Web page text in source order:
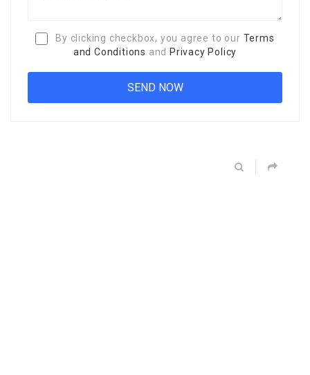
By clicking checkbox, you agree to our Terms
and Conditions and Privacy Policy